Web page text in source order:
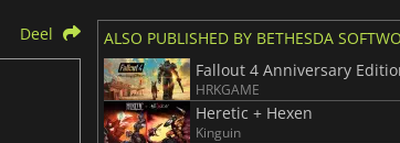
Deel
ALSO PUBLISHED BY BETHESDA
Fallout 4 Anniversary
HRKGAME
Heretic + Hexen
Kinguin